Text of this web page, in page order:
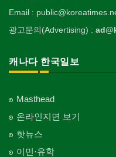
Email :
광고문의(Advertising) :
캐나다 한국일보
Masthead
온라인지면 보기
핫뉴스
이민·유학